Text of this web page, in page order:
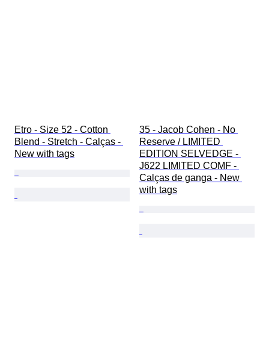
Etro - Size 52 - Cotton
Blend - Stretch - Calças -
New with tags
35 - Jacob Cohen - No
Reserve / LIMITED
EDITION SELVEDGE -
J622 LIMITED COMF -
Calças de ganga - New
with tags